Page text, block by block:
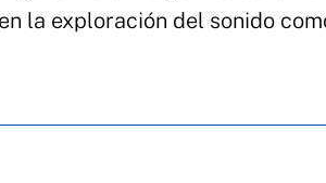
la exploración del sonido